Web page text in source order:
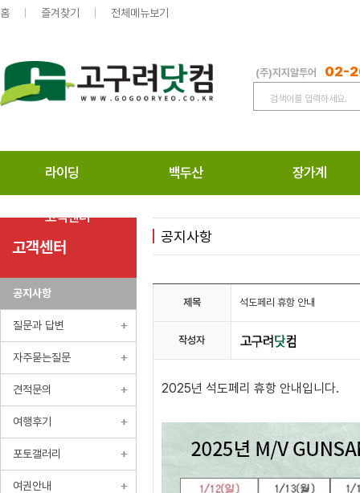
홈 즐겨찾기 전체메뉴보기
(주)지지알투어 02-
라이딩 백두산 장가계
고객센터
고객센터
공지사항
질문과 답변
자주묻는질문
견적문의
여행후기
포토갤러리
여권안내
공지사항
제목 석도페리 휴항 안내
작성자
2025년 석도페리 휴항 안내입니다.